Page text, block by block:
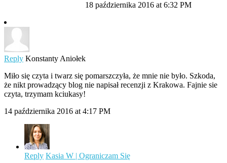
18 października 2016 at 6:32 PM
Reply Konstanty Aniołek
Miło się czyta i twarz się pomarszczyła, że mnie nie było. Szkoda,
że nikt prowadzący blog nie napisał recenzji z Krakowa. Fajnie sie
czyta, trzymam kciukasy!
14 października 2016 at 4:17 PM
Reply Kasia W | Ograniczam Się